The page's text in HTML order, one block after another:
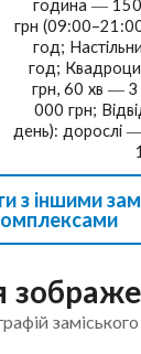
година —
грн
год;
год;
грн, 60 хв —
000 грн;
день): дорослі
з іншими